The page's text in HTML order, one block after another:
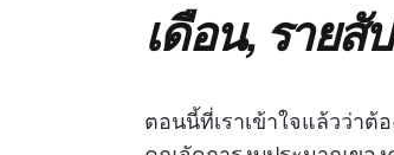
เดือน, ราย
ตอนนี้ที่เราเข้าใจแล้วว่าต้